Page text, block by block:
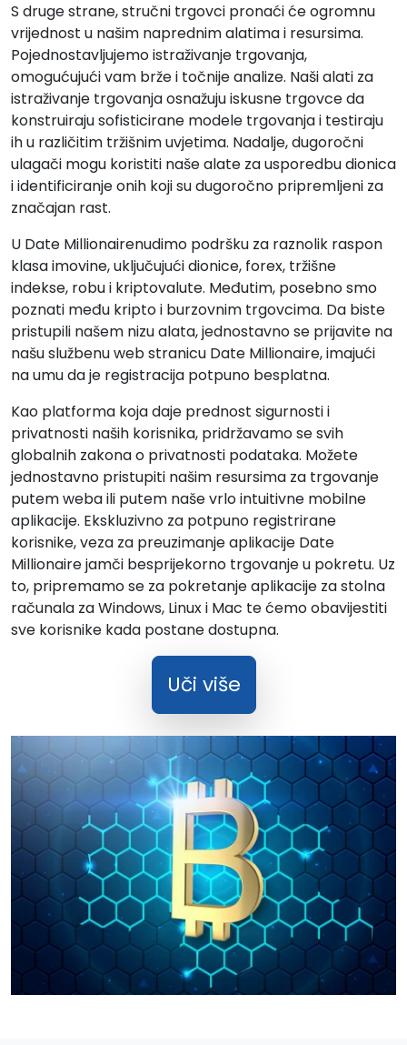
S druge strane, stručni trgovci pronaći će ogromnu
vrijednost u našim naprednim alatima i resursima.
Pojednostavljujemo istraživanje trgovanja,
omogućujući vam brže i točnije analize. Naši alati za
istraživanje trgovanja osnažuju iskusne trgovce da
konstruiraju sofisticirane modele trgovanja i testiraju
ih u različitim tržišnim uvjetima. Nadalje, dugoročni
ulagači mogu koristiti naše alate za usporedbu dionica
i identificiranje onih koji su dugoročno pripremljeni za
značajan rast.
U Date Millionairenudimo podršku za raznolik raspon
klasa imovine, uključujući dionice, forex, tržišne
indekse, robu i kriptovalute. Međutim, posebno smo
poznati među kripto i burzovnim trgovcima. Da biste
pristupili našem nizu alata, jednostavno se prijavite na
našu službenu web stranicu Date Millionaire, imajući
na umu da je registracija potpuno besplatna.
Kao platforma koja daje prednost sigurnosti i
privatnosti naših korisnika, pridržavamo se svih
globalnih zakona o privatnosti podataka. Možete
jednostavno pristupiti našim resursima za trgovanje
putem weba ili putem naše vrlo intuitivne mobilne
aplikacije. Ekskluzivno za potpuno registrirane
korisnike, veza za preuzimanje aplikacije Date
Millionaire jamči besprijekorno trgovanje u pokretu. Uz
to, pripremamo se za pokretanje aplikacije za stolna
računala za Windows, Linux i Mac te ćemo obavijestiti
sve korisnike kada postane dostupna.
Uči više